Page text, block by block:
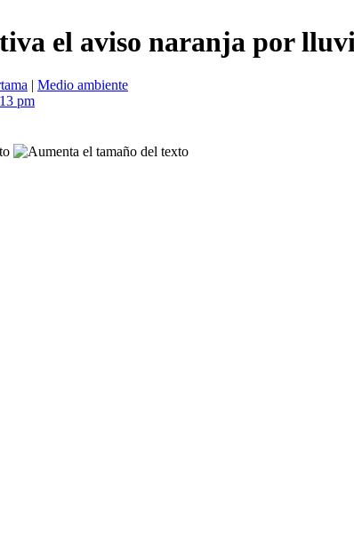
el aviso naranja por
| Medio ambiente
pm